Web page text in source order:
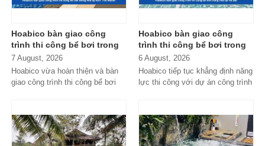
Hoabico bàn giao công
trình thi công bể bơi trong
nhà tại KĐT The Manor
7 August, 2026
Hoabico vừa hoàn thiện và bàn
giao công trình thi công bể bơi
Hoabico bàn giao công
trình thi công bể bơi trong
nhà tại Hà Nội
6 August, 2026
Hoabico tiếp tục khẳng định năng
lực thi công với dự án công trình